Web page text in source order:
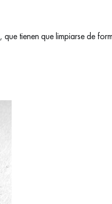
, que tienen que limpiarse de